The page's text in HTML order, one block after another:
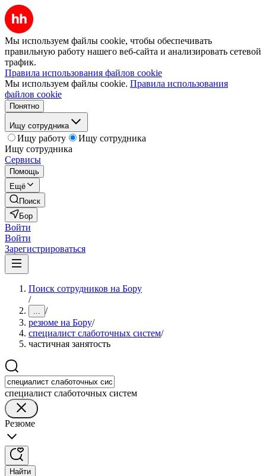
Мы используем файлы cookie, чтобы обеспечивать
правильную работу нашего веб-сайта и анализировать сетевой
трафик.
Правила использования файлов cookie
Мы используем файлы cookie. Правила использования
файлов cookie
Понятно
Ищу сотрудника
Ищу работу
Ищу сотрудника
Ищу сотрудника
Сервисы
Помощь
Ещё
Поиск
Бор
Войти
Войти
Зарегистрироваться
Поиск сотрудников на Бору
/
... /
резюме на Бору/
специалист слаботочных систем/
частичная занятость
специалист слаботочных систем
Резюме
Найти